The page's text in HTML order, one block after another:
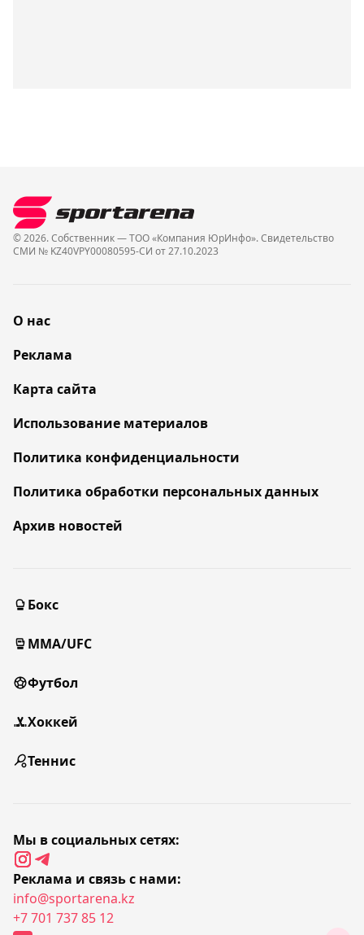
© 2026. Собственник — ТОО «Компания ЮрИнфо». Cвидетельство
СМИ № KZ40VPY00080595-СИ от 27.10.2023
О нас
Реклама
Карта сайта
Использование материалов
Политика конфиденциальности
Политика обработки персональных данных
Архив новостей
Бокс
MMA/UFC
Футбол
Хоккей
Теннис
Мы в социальных сетях:
Реклама и связь с нами:
info@sportarena.kz
+7 701 737 85 12